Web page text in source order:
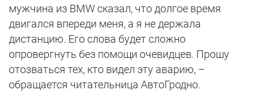
мужчина из BMW сказал, что долгое время
двигался впереди меня, а я не держала
дистанцию. Его слова будет сложно
опровергнуть без помощи очевидцев. Прошу
отозваться тех, кто видел эту аварию, –
обращается читательница АвтоГродно.